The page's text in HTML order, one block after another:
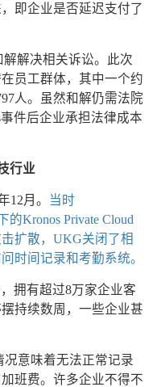
即企业是否延迟支付了
解解决相关诉讼。此次
员工群体，其中一个约
人。虽然和解仍需法院
件后企业承担法律成本
行业
12月。
当时
的Kronos Private Cloud
扩散，UKG关闭了相
时间记录和考勤系统。
拥有超过8万家企业客
持续数周，一些企业甚
况意味着无法正常记录
班费。许多企业不得不